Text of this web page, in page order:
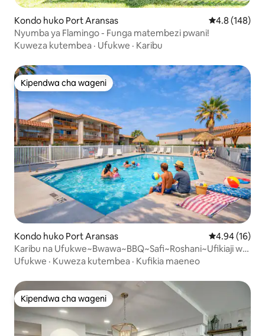
Kondo huko Port Aransas Ukadiriaji wa
4.8 (148)
Nyumba ya Flamingo - Funga matembezi pwani!
Kuweza kutembea · Ufukwe · Karibu
Kipendwa cha wageni
Kipendwa cha wageni
Kondo huko Port Aransas Ukadiriaji wa
4.94 (16)
Karibu na Ufukwe~Bwawa~BBQ~Safi~Roshani~Ufikiaji wa
Ufukwe
Ufukwe · Kuweza kutembea · Kufikia maeneo
Kipendwa cha wageni
Kipendwa cha wageni